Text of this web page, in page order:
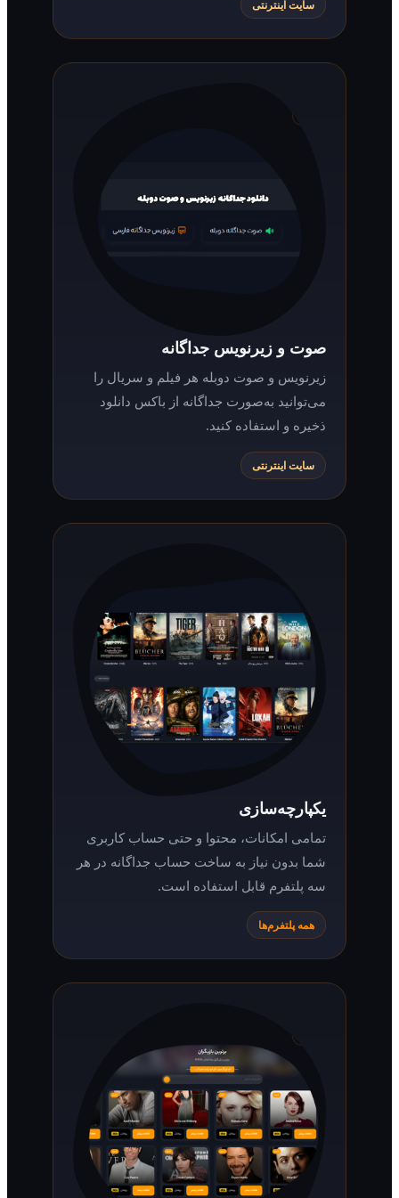
سایت اینترنتی
صوت و زیرنویس جداگانه
زیرنویس و صوت دوبله هر فیلم و سریال را
می‌توانید به‌صورت جداگانه از باکس دانلود
ذخیره و استفاده کنید.
سایت اینترنتی
یکپارچه‌سازی
تمامی امکانات، محتوا و حتی حساب کاربری
شما بدون نیاز به ساخت حساب جداگانه در هر
سه پلتفرم قابل استفاده است.
همه پلتفرم‌ها